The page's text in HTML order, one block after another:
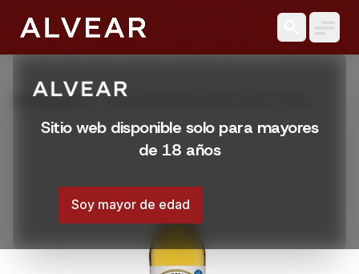
Sitio web disponible solo para mayores
de 18 años
Soy mayor de edad
Productos VINAGRE DE MANZANA HEINZ 473 ML